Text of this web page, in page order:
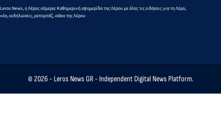
Leros News, η Λέρος σήμερα: Καθημερινή εφημερίδα της Λέρου με όλες τις ειδήσεις για τη Λέρο,
νέα, εκδηλώσεις, ρεπορτάζ, video της Λέρου
© 2026 - Leros News GR- Independent Digital News Platform.